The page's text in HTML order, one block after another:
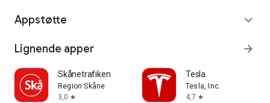
Appstøtte expand_more
Lignende apper arrow_forward
Skånetrafiken
Region Skåne
3,0 star
Tesla
Tesla, Inc.
4,7 star